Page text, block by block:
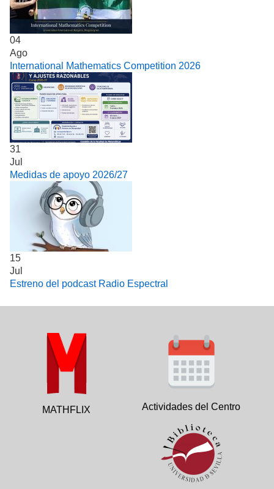
04
Ago
International Mathematics Competition 2026
31
Jul
Medidas de apoyo 2026/27
15
Jul
Estreno del podcast Radio Espectral
MATHFLIX Actividades del Centro